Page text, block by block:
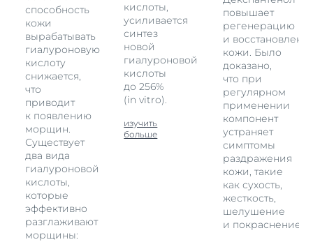
способность
кожи
вырабатывать
гиалуроновую
кислоту
снижается,
что
приводит
к появлению
морщин.
Существует
два вида
гиалуроновой
кислоты,
которые
эффективно
разглаживают
морщины:
кислоты,
усиливается
синтез
новой
гиалуроновой
кислоты
до 256%
(in vitro).
изучить
больше
повышает
регенерацию
и
кожи. Было
доказано,
что при
регулярном
применении
компонент
устраняет
симптомы
раздражения
кожи, такие
как сухость,
жесткость,
шелушение
и покраснение.